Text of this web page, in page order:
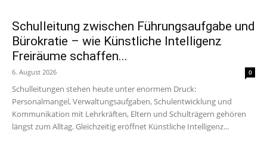
Schulleitung zwischen Führungsaufgabe und
Bürokratie – wie Künstliche Intelligenz
Freiräume schaffen...
6. August 2026 0
Schulleitungen stehen heute unter enormem Druck:
Personalmangel, Verwaltungsaufgaben, Schulentwicklung und
Kommunikation mit Lehrkräften, Eltern und Schulträgern gehören
längst zum Alltag. Gleichzeitig eröffnet Künstliche Intelligenz...